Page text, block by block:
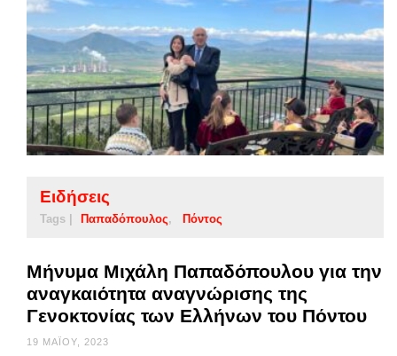
Ειδήσεις
Tags | Παπαδόπουλος Πόντος
Μήνυμα Μιχάλη Παπαδόπουλου για την
αναγκαιότητα αναγνώρισης της
Γενοκτονίας των Ελλήνων του Πόντου
19 ΜΑΪ́ΟΥ, 2023